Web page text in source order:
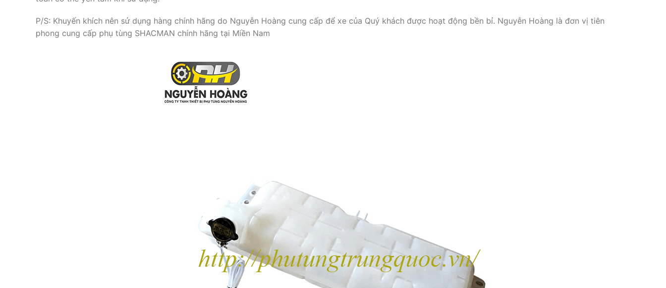
P/S: Khuyến khích nên sử dụng hàng chính hãng do Nguyễn Hoàng cung cấp để xe của Quý khách được hoạt động bền bỉ. Nguyễn Hoàng là đơn vị tiên
phong cung cấp phụ tùng SHACMAN chính hãng tại Miền Nam